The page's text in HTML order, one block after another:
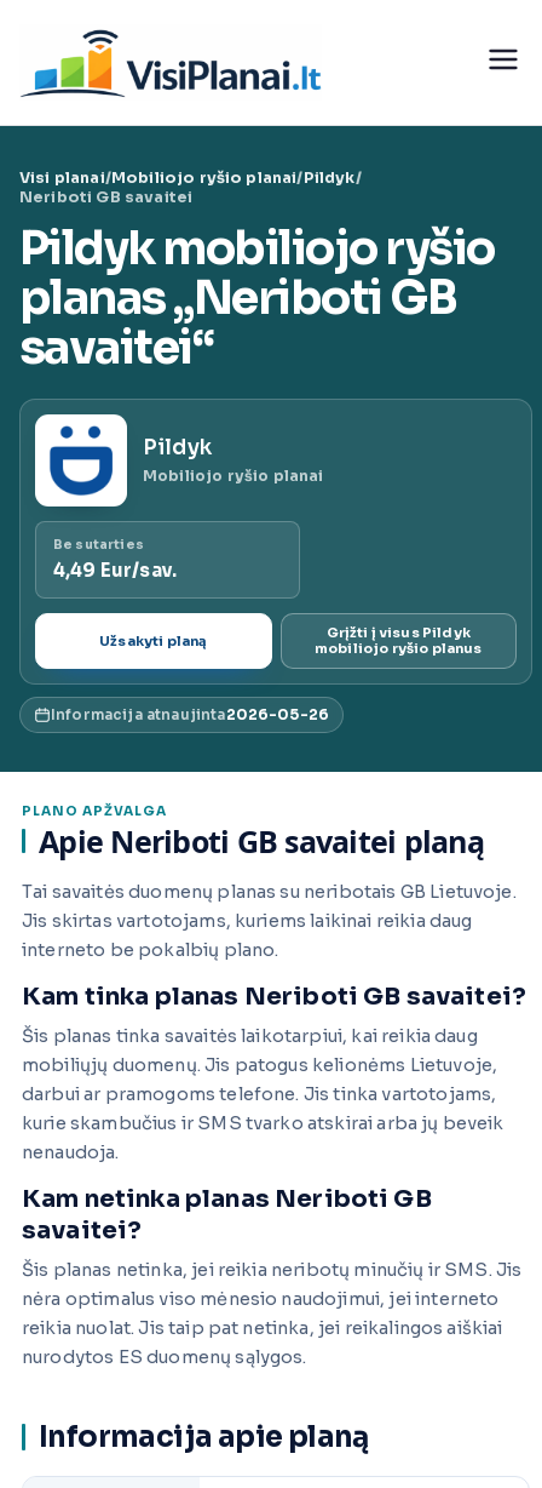
turinio
teleko
munika
cijų
ų planai
ai.lt
Visi planai/Mobiliojo ryšio planai/Pildyk/
Neriboti GB savaitei
Pildyk mobiliojo ryšio
planas „Neriboti GB
savaitei“
Pildyk
Mobiliojo ryšio planai
Be sutarties
4,49 Eur/sav.
Užsakyti planą
Grįžti į visus Pildyk
mobiliojo ryšio planus
Informacija atnaujinta2026-05-26
PLANO APŽVALGA
Apie Neriboti GB savaitei planą
Tai savaitės duomenų planas su neribotais GB Lietuvoje.
Jis skirtas vartotojams, kuriems laikinai reikia daug
interneto be pokalbių plano.
Kam tinka planas Neriboti GB savaitei?
Šis planas tinka savaitės laikotarpiui, kai reikia daug
mobiliųjų duomenų. Jis patogus kelionėms Lietuvoje,
darbui ar pramogoms telefone. Jis tinka vartotojams,
kurie skambučius ir SMS tvarko atskirai arba jų beveik
nenaudoja.
Kam netinka planas Neriboti GB
savaitei?
Šis planas netinka, jei reikia neribotų minučių ir SMS. Jis
nėra optimalus viso mėnesio naudojimui, jei interneto
reikia nuolat. Jis taip pat netinka, jei reikalingos aiškiai
nurodytos ES duomenų sąlygos.
Informacija apie planą